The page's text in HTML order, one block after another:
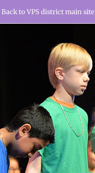
Back to VPS district main site